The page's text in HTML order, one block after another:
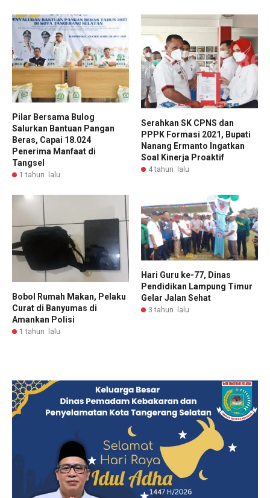
Pilar Bersama Bulog
Salurkan Bantuan Pangan
Beras, Capai 18.024
Penerima Manfaat di
Tangsel
1 tahun lalu
Serahkan SK CPNS dan
PPPK Formasi 2021, Bupati
Nanang Ermanto Ingatkan
Soal Kinerja Proaktif
4 tahun lalu
Bobol Rumah Makan, Pelaku
Curat di Banyumas di
Amankan Polisi
1 tahun lalu
Hari Guru ke-77, Dinas
Pendidikan Lampung Timur
Gelar Jalan Sehat
3 tahun lalu